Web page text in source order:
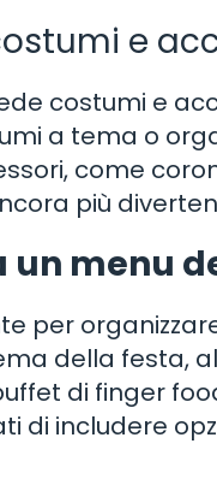
e
costumi e
a tema o
come
più
un menu
per
della festa,
di finger
di includere